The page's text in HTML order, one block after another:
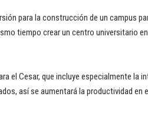
para la construcción de un campus
tiempo crear un centro universitario
el Cesar, que incluye especialmente la
así se aumentará la productividad en